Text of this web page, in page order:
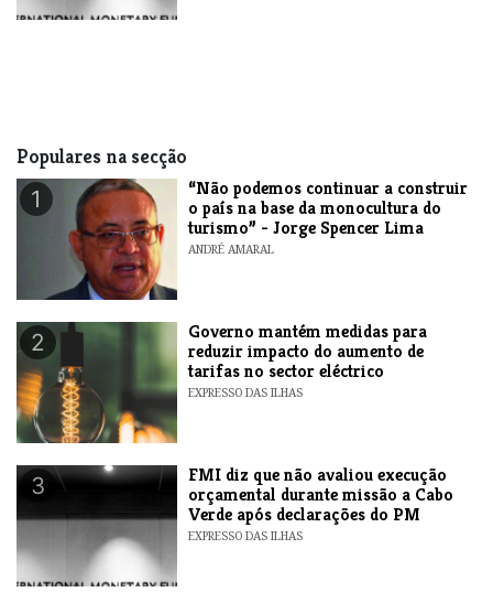
Populares na secção
1
“Não podemos continuar a construir
o país na base da monocultura do
turismo” - Jorge Spencer Lima
ANDRÉ AMARAL
2
Governo mantém medidas para
reduzir impacto do aumento de
tarifas no sector eléctrico
EXPRESSO DAS ILHAS
3
FMI diz que não avaliou execução
orçamental durante missão a Cabo
Verde após declarações do PM
EXPRESSO DAS ILHAS